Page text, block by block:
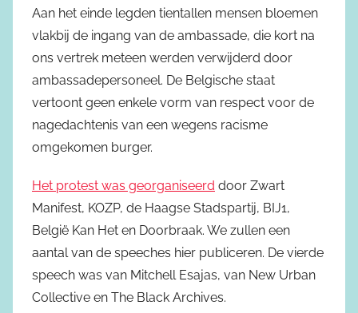
Aan het einde legden tientallen mensen bloemen
vlakbij de ingang van de ambassade, die kort na
ons vertrek meteen werden verwijderd door
ambassadepersoneel. De Belgische staat
vertoont geen enkele vorm van respect voor de
nagedachtenis van een wegens racisme
omgekomen burger.
Het protest was georganiseerd door Zwart
Manifest, KOZP, de Haagse Stadspartij, BIJ1,
België Kan Het en Doorbraak. We zullen een
aantal van de speeches hier publiceren. De vierde
speech was van Mitchell Esajas, van New Urban
Collective en The Black Archives.